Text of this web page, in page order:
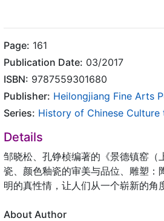
Page: 161
Publication Date: 03/2017
ISBN: 9787559301680
Publisher: Heilongjiang Fine Arts
Series: History of Chinese Culture
Details
邹晓松、孔铮桢编著的《景德镇窑
瓷、颜色釉瓷的审美与品位、雕塑
明的真性情，让人们从一个崭新的角
About Author